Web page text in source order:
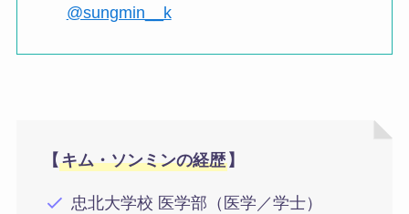
@sungmin__k
【キム・ソンミンの経歴】
忠北大学校 医学部（医学／学士）